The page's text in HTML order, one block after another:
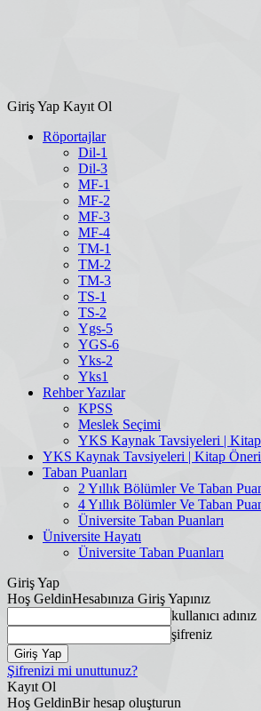
Giriş Yap Kayıt Ol
Röportajlar
Dil-1
Dil-3
MF-1
MF-2
MF-3
MF-4
TM-1
TM-2
TM-3
TS-1
TS-2
Ygs-5
YGS-6
Yks-2
Yks1
Rehber Yazılar
KPSS
Meslek Seçimi
YKS Kaynak Tavsiyeleri |
YKS Kaynak Tavsiyeleri | Kitap
Taban Puanları
2 Yıllık Bölümler Ve Taban
4 Yıllık Bölümler Ve Taban
Üniversite Taban Puanları
Üniversite Hayatı
Üniversite Taban Puanları
Giriş Yap
Hoş GeldinHesabınıza Giriş Yapınız
kullanıcı adınız
şifreniz
Şifrenizi mi unuttunuz?
Kayıt Ol
Hoş GeldinBir hesap oluşturun